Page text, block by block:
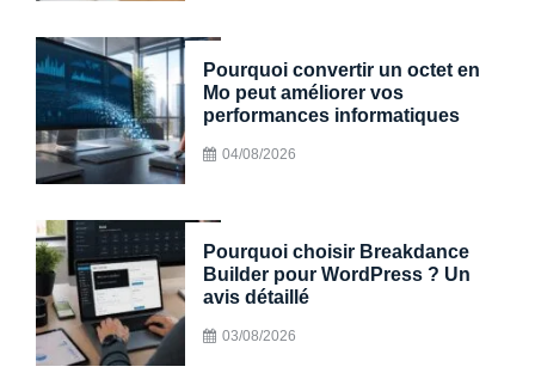
Pourquoi convertir un octet en
Mo peut améliorer vos
performances informatiques
04/08/2026
Pourquoi choisir Breakdance
Builder pour WordPress ? Un
avis détaillé
03/08/2026